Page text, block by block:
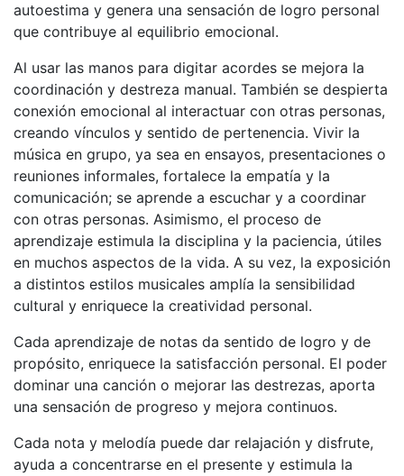
autoestima y genera una sensación de logro personal
que contribuye al equilibrio emocional.
Al usar las manos para digitar acordes se mejora la
coordinación y destreza manual. También se despierta
conexión emocional al interactuar con otras personas,
creando vínculos y sentido de pertenencia. Vivir la
música en grupo, ya sea en ensayos, presentaciones o
reuniones informales, fortalece la empatía y la
comunicación; se aprende a escuchar y a coordinar
con otras personas. Asimismo, el proceso de
aprendizaje estimula la disciplina y la paciencia, útiles
en muchos aspectos de la vida. A su vez, la exposición
a distintos estilos musicales amplía la sensibilidad
cultural y enriquece la creatividad personal.
Cada aprendizaje de notas da sentido de logro y de
propósito, enriquece la satisfacción personal. El poder
dominar una canción o mejorar las destrezas, aporta
una sensación de progreso y mejora continuos.
Cada nota y melodía puede dar relajación y disfrute,
ayuda a concentrarse en el presente y estimula la